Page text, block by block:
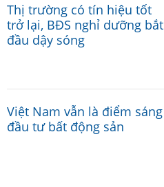
Thị trường có tín hiệu tốt
trở lại, BĐS nghỉ dưỡng bắt
đầu dậy sóng
Việt Nam vẫn là điểm sáng
đầu tư bất động sản